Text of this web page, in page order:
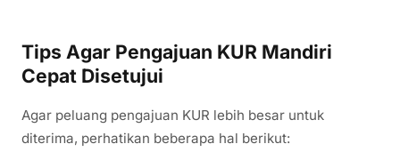
Tips Agar Pengajuan KUR Mandiri
Cepat Disetujui
Agar peluang pengajuan KUR lebih besar untuk
diterima, perhatikan beberapa hal berikut: